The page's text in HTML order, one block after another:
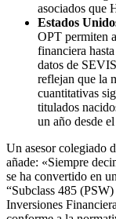
asociados que
Estados
OPT permiten
financiera
datos de
reflejan que la
cuantitativas
titulados
un año desde
Un asesor
añade: «Siempre
se ha convertido en
“Subclass 485
Inversiones